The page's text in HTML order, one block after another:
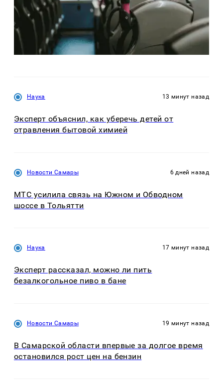
Наука 13 минут назад
Эксперт объяснил, как уберечь детей от
отравления бытовой химией
Новости Самары 6 дней назад
МТС усилила связь на Южном и Обводном
шоссе в Тольятти
Наука 17 минут назад
Эксперт рассказал, можно ли пить
безалкогольное пиво в бане
Новости Самары 19 минут назад
В Самарской области впервые за долгое время
остановился рост цен на бензин